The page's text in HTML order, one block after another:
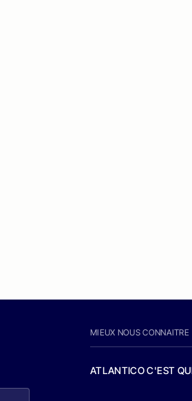
MIEUX NOUS CONNAITRE
ATLANTICO C'EST